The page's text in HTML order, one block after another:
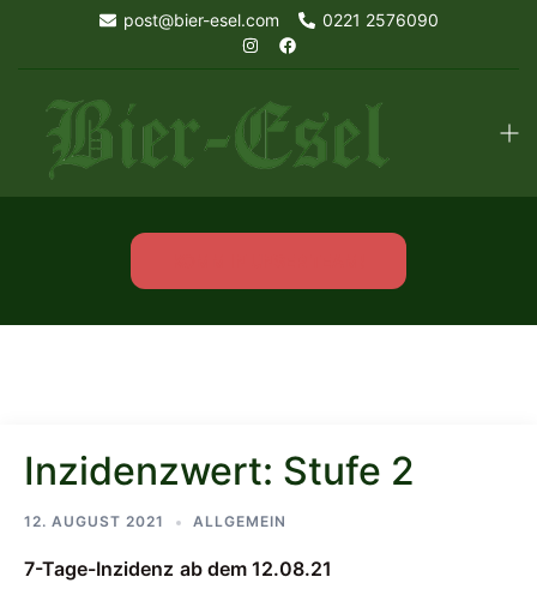
content
post@bier-esel.com 0221 2576090
Inzidenzwert: Stufe 2
12. AUGUST 2021 ALLGEMEIN
7-Tage-Inzidenz ab dem 12.08.21